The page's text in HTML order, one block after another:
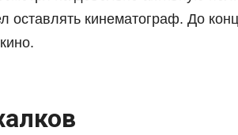
оставлять кинематограф. До